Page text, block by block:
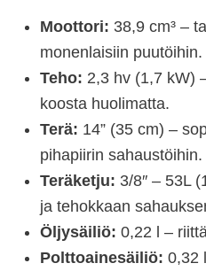
Moottori: 38,9 cm³ –
monenlaisiin puutöihin.
Teho: 2,3 hv (1,7 kW)
koosta huolimatta.
Terä: 14” (35 cm) –
pihapiirin sahaustöihin.
Teräketju: 3/8″ – 53L
ja tehokkaan
Öljysäiliö: 0,22 l –
Polttoainesäiliö: 0,32